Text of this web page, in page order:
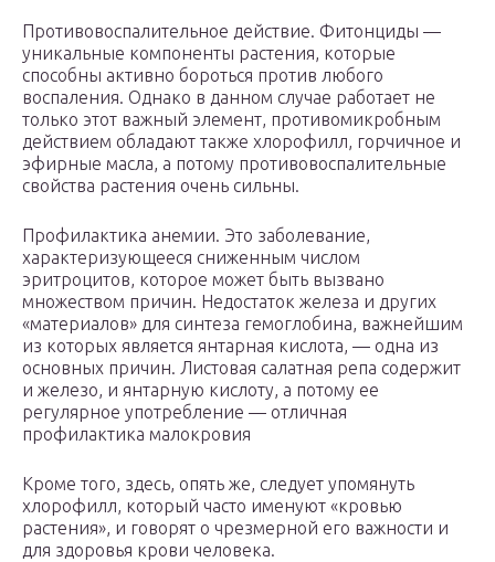
Противовоспалительное действие. Фитонциды —
уникальные компоненты растения, которые
способны активно бороться против любого
воспаления. Однако в данном случае работает не
только этот важный элемент, противомикробным
действием обладают также хлорофилл, горчичное и
эфирные масла, а потому противовоспалительные
свойства растения очень сильны.
Профилактика анемии. Это заболевание,
характеризующееся сниженным числом
эритроцитов, которое может быть вызвано
множеством причин. Недостаток железа и других
«материалов» для синтеза гемоглобина, важнейшим
из которых является янтарная кислота, — одна из
основных причин. Листовая салатная репа содержит
и железо, и янтарную кислоту, а потому ее
регулярное употребление — отличная
профилактика малокровия
Кроме того, здесь, опять же, следует упомянуть
хлорофилл, который часто именуют «кровью
растения», и говорят о чрезмерной его важности и
для здоровья крови человека.